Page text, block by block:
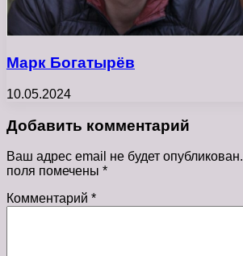
Марк Богатырёв
10.05.2024
Добавить комментарий
Ваш адрес email не будет опубликован.
поля помечены *
Комментарий *